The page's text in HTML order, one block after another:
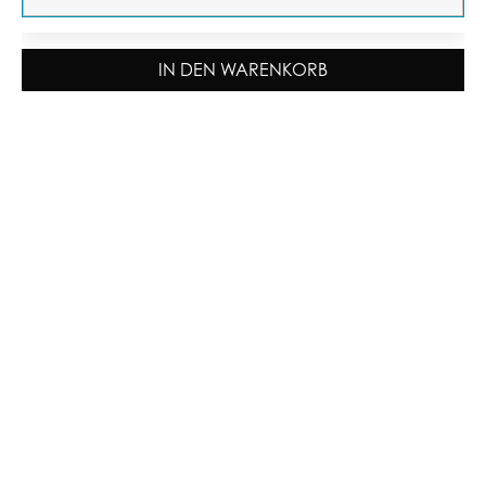
IN DEN WARENKORB